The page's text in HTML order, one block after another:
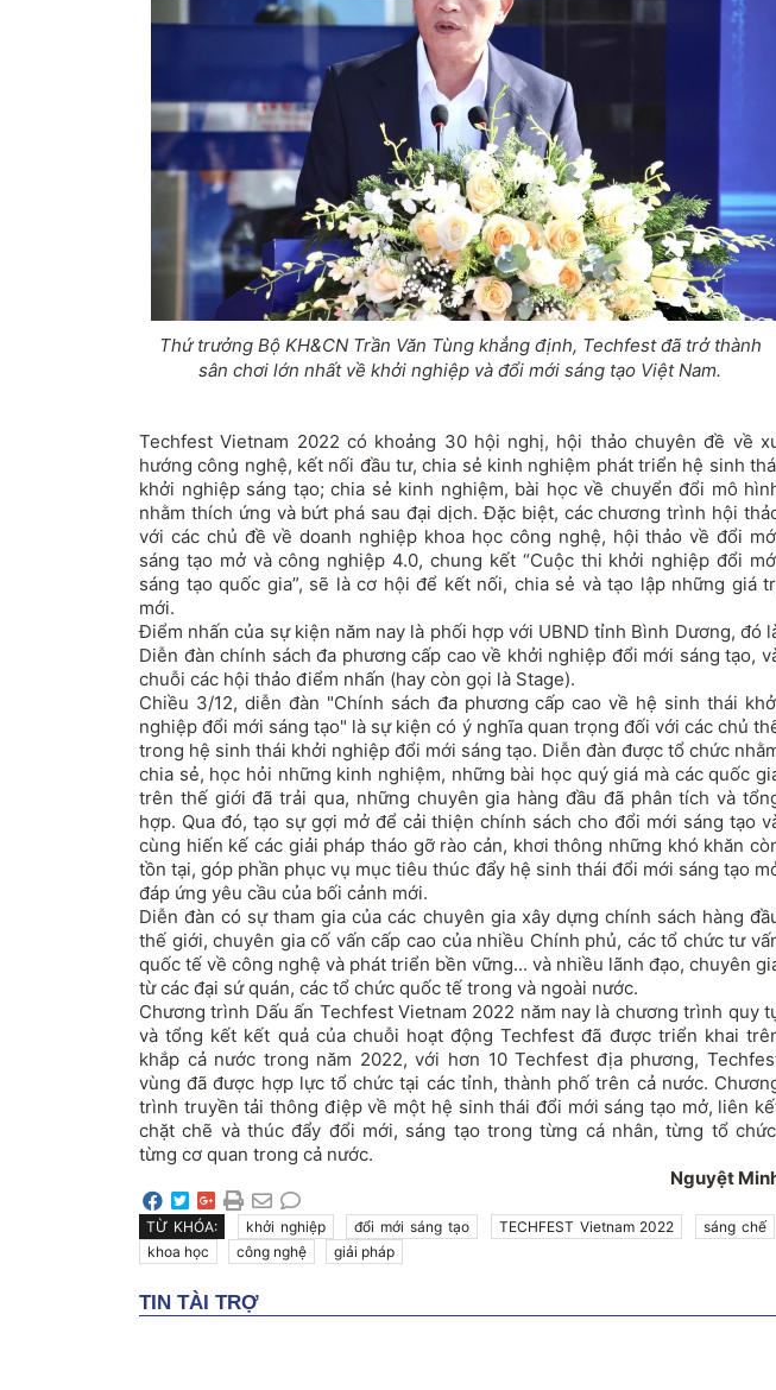
Thứ trưởng Bộ KH&CN Trần Văn Tùng khẳng định, Techfest đã trở thành
sân chơi lớn nhất về khởi nghiệp và đổi mới sáng tạo Việt Nam.
Techfest Vietnam 2022 có khoảng 30 hội nghị, hội thảo chuyên đề về
hướng công nghệ, kết nối đầu tư, chia sẻ kinh nghiệm phát triển hệ sinh
khởi nghiệp sáng tạo; chia sẻ kinh nghiệm, bài học về chuyển đổi mô
nhằm thích ứng và bứt phá sau đại dịch. Đặc biệt, các chương trình hội
với các chủ đề về doanh nghiệp khoa học công nghệ, hội thảo về đổi
sáng tạo mở và công nghiệp 4.0, chung kết “Cuộc thi khởi nghiệp đổi
sáng tạo quốc gia”, sẽ là cơ hội để kết nối, chia sẻ và tạo lập những giá
mới.
Điểm nhấn của sự kiện năm nay là phối hợp với UBND tỉnh Bình Dương, đó
Diễn đàn chính sách đa phương cấp cao về khởi nghiệp đổi mới sáng tạo,
chuỗi các hội thảo điểm nhấn (hay còn gọi là Stage).
Chiều 3/12, diễn đàn "Chính sách đa phương cấp cao về hệ sinh thái
nghiệp đổi mới sáng tạo" là sự kiện có ý nghĩa quan trọng đối với các chủ
trong hệ sinh thái khởi nghiệp đổi mới sáng tạo. Diễn đàn được tổ chức
chia sẻ, học hỏi những kinh nghiệm, những bài học quý giá mà các quốc
trên thế giới đã trải qua, những chuyên gia hàng đầu đã phân tích và
hợp. Qua đó, tạo sự gợi mở để cải thiện chính sách cho đổi mới sáng tạo
cùng hiến kế các giải pháp tháo gỡ rào cản, khơi thông những khó khăn
tồn tại, góp phần phục vụ mục tiêu thúc đẩy hệ sinh thái đổi mới sáng tạo
đáp ứng yêu cầu của bối cảnh mới.
Diễn đàn có sự tham gia của các chuyên gia xây dựng chính sách hàng
thế giới, chuyên gia cố vấn cấp cao của nhiều Chính phủ, các tổ chức tư
quốc tế về công nghệ và phát triển bền vững... và nhiều lãnh đạo, chuyên
từ các đại sứ quán, các tổ chức quốc tế trong và ngoài nước.
Chương trình Dấu ấn Techfest Vietnam 2022 năm nay là chương trình quy
và tổng kết kết quả của chuỗi hoạt động Techfest đã được triển khai
khắp cả nước trong năm 2022, với hơn 10 Techfest địa phương,
vùng đã được hợp lực tổ chức tại các tỉnh, thành phố trên cả nước.
trình truyền tải thông điệp về một hệ sinh thái đổi mới sáng tạo mở, liên
chặt chẽ và thúc đẩy đổi mới, sáng tạo trong từng cá nhân, từng tổ
từng cơ quan trong cả nước.
Nguyệt
TỪ KHÓA: khởi nghiệp đổi mới sáng tạo TECHFEST Vietnam 2022
sáng chế
khoa học
công nghệ giải pháp